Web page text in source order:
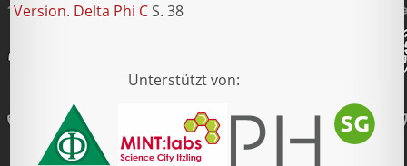
Version. Delta Phi CS. 38
Unterstützt von: